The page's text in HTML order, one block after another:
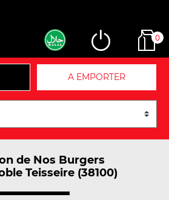
0
A EMPORTER
de Nos Burgers
Teisseire (38100)